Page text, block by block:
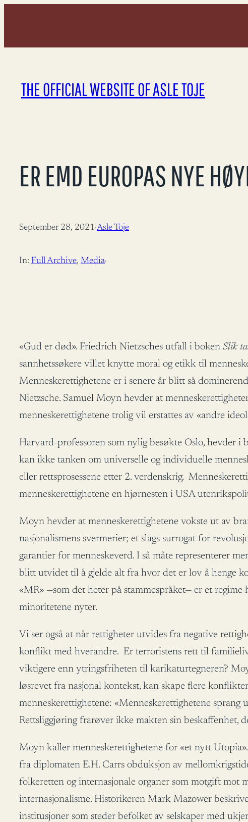
content
THE OFFICIAL WEBSITE OF ASLE TOJE
ER EMD EUROPAS NYE
September 28, 2021·Asle Toje
In: Full Archive, Media·
«Gud er død». Friedrich Nietzsches utfall i boken Slik
sannhetssøkere villet knytte moral og etikk til
Menneskerettighetene er i senere år blitt så
Nietzsche. Samuel Moyn hevder at
menneskerettighetene trolig vil erstattes av «andre
Harvard-professoren som nylig besøkte Oslo, hevder i
kan ikke tanken om universelle og individuelle
eller rettsprosessene etter 2. verdenskrig.
menneskerettighetene en hjørnesten i USA
Moyn hevder at menneskerettighetene vokste ut av
nasjonalismens svermerier; et slags surrogat for
garantier for menneskeverd. I så måte representerer
blitt utvidet til å gjelde alt fra hvor det er lov å henge
«MR» —som det heter på stammespråket— er et
minoritetene nyter.
Vi ser også at når rettigheter utvides fra negative
konflikt med hverandre. Er terroristens rett til
viktigere enn ytringsfriheten til karikaturtegneren?
løsrevet fra nasjonal kontekst, kan skape flere
menneskerettighetene: «Menneskerettighetene sprang
Rettsliggjøring frarøver ikke makten sin beskaffenhet,
Moyn kaller menneskerettighetene for «et nytt
fra diplomaten E.H. Carrs obduksjon av
folkeretten og internasjonale organer som motgift mot
internasjonalisme. Historikeren Mark Mazower
institusjoner som steder befolket av selskaper med